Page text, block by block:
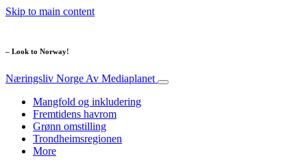
Skip to main content
– Look to Norway!
Næringsliv Norge Av Mediaplanet
Mangfold og inkludering
Fremtidens havrom
Grønn omstilling
Trondheimsregionen
More